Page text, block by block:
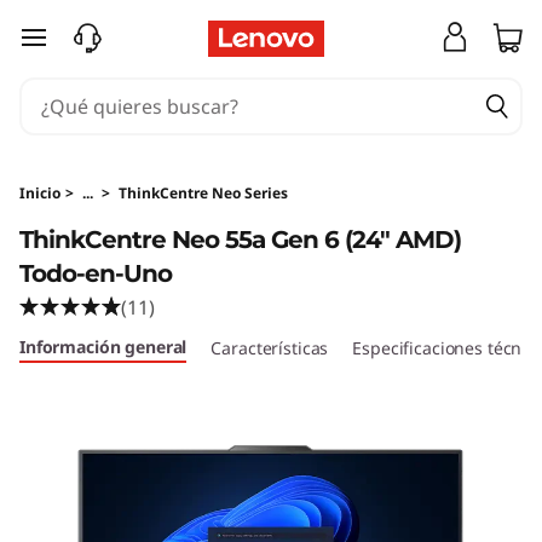
T
n
k
C
e
Ir al contenido principal
Inicio > ... > ThinkCentre Neo Series
ThinkCentre Neo 55a Gen 6 (24″ AMD)
Todo-en-Uno
(11)
Información general Características Especificaciones